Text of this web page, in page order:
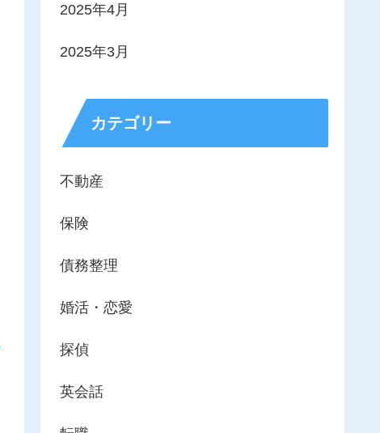
2025年4月
2025年3月
カテゴリー
不動産
保険
債務整理
婚活・恋愛
探偵
英会話